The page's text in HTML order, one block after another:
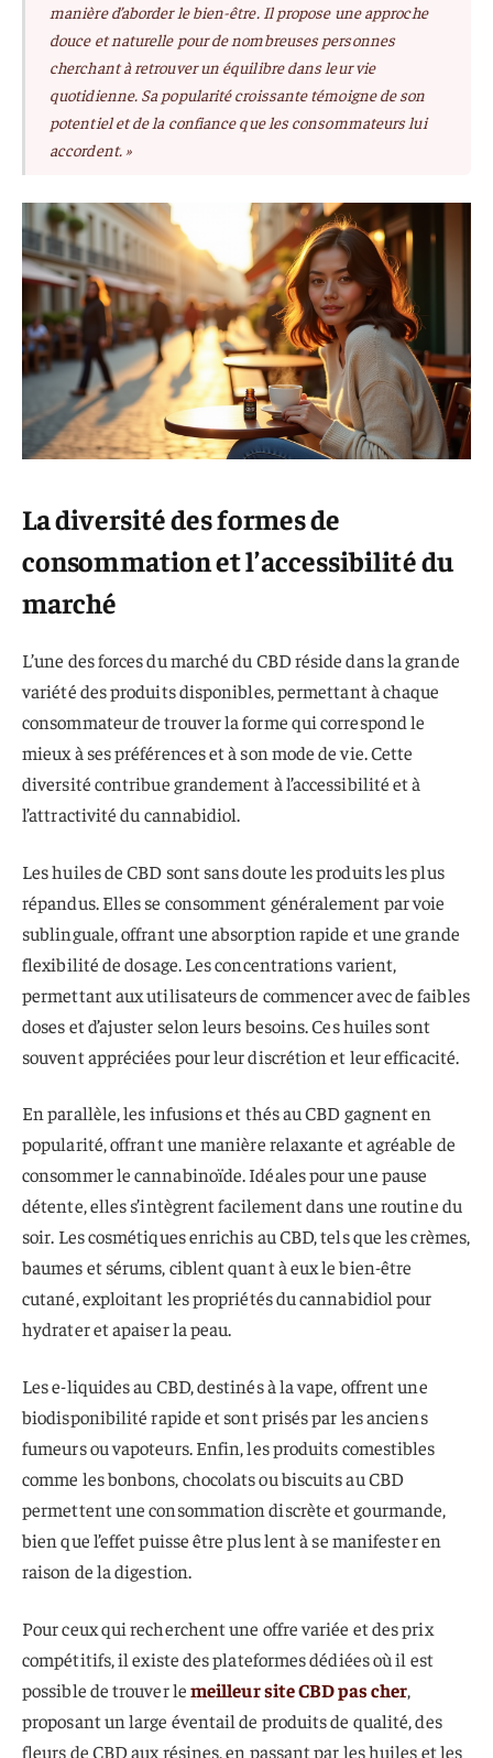
manière d’aborder le bien-être. Il propose une approche
douce et naturelle pour de nombreuses personnes
cherchant à retrouver un équilibre dans leur vie
quotidienne. Sa popularité croissante témoigne de son
potentiel et de la confiance que les consommateurs lui
accordent. »
La diversité des formes de
consommation et l’accessibilité du
marché
L’une des forces du marché du CBD réside dans la grande
variété des produits disponibles, permettant à chaque
consommateur de trouver la forme qui correspond le
mieux à ses préférences et à son mode de vie. Cette
diversité contribue grandement à l’accessibilité et à
l’attractivité du cannabidiol.
Les huiles de CBD sont sans doute les produits les plus
répandus. Elles se consomment généralement par voie
sublinguale, offrant une absorption rapide et une grande
flexibilité de dosage. Les concentrations varient,
permettant aux utilisateurs de commencer avec de faibles
doses et d’ajuster selon leurs besoins. Ces huiles sont
souvent appréciées pour leur discrétion et leur efficacité.
En parallèle, les infusions et thés au CBD gagnent en
popularité, offrant une manière relaxante et agréable de
consommer le cannabinoïde. Idéales pour une pause
détente, elles s’intègrent facilement dans une routine du
soir. Les cosmétiques enrichis au CBD, tels que les crèmes,
baumes et sérums, ciblent quant à eux le bien-être
cutané, exploitant les propriétés du cannabidiol pour
hydrater et apaiser la peau.
Les e-liquides au CBD, destinés à la vape, offrent une
biodisponibilité rapide et sont prisés par les anciens
fumeurs ou vapoteurs. Enfin, les produits comestibles
comme les bonbons, chocolats ou biscuits au CBD
permettent une consommation discrète et gourmande,
bien que l’effet puisse être plus lent à se manifester en
raison de la digestion.
Pour ceux qui recherchent une offre variée et des prix
compétitifs, il existe des plateformes dédiées où il est
possible de trouver lemeilleur site CBD pas cher,
proposant un large éventail de produits de qualité, des
fleurs de CBD aux résines, en passant par les huiles et les